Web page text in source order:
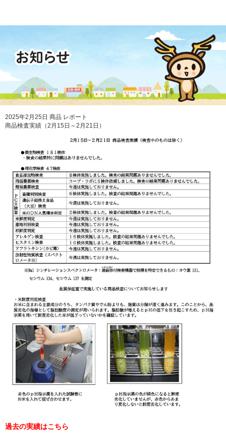
2025年2月25日 商品 レポート
商品検査実績（2月15日～2月21日）
過去の実績はこちら